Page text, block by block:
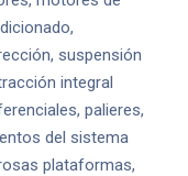
suspensión
integral
palieres,
del sistema
plataformas,